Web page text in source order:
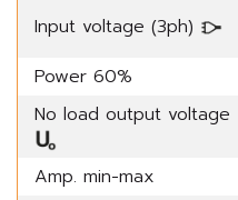
Input voltage (3ph)
Power 60%
No load output voltage
Amp. min-max